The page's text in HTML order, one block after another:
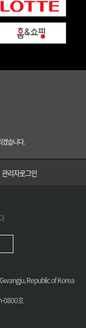
겠습니다.
관리자로그인
Republic of Korea
0800호